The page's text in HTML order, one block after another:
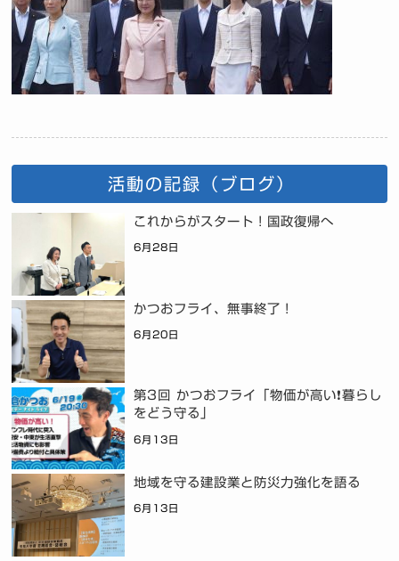
活動の記録（ブログ）
これからがスタート！国政復帰へ
6月28日
かつおフライ、無事終了！
6月20日
第3回 かつおフライ「物価が高い❗暮らし
をどう守る」
6月13日
地域を守る建設業と防災力強化を語る
6月13日